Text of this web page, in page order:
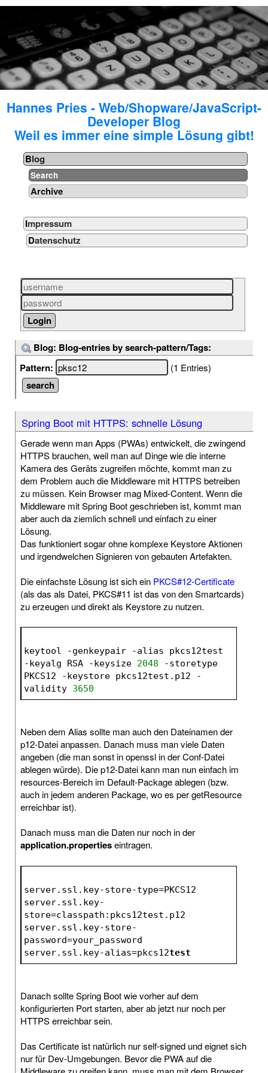
Hannes Pries - Web/Shopware/JavaScript-
Developer Blog
Weil es immer eine simple Lösung gibt!
Blog
Search
Archive
Impressum
Datenschutz
Blog: Blog-entries by search-pattern/Tags:
Pattern:
(1 Entries)
Spring Boot mit HTTPS: schnelle Lösung
Gerade wenn man Apps (PWAs) entwickelt, die zwingend
HTTPS brauchen, weil man auf Dinge wie die interne
Kamera des Geräts zugreifen möchte, kommt man zu
dem Problem auch die Middleware mit HTTPS betreiben
zu müssen. Kein Browser mag Mixed-Content. Wenn die
Middleware mit Spring Boot geschrieben ist, kommt man
aber auch da ziemlich schnell und einfach zu einer
Lösung.
Das funktioniert sogar ohne komplexe Keystore Aktionen
und irgendwelchen Signieren von gebauten Artefakten.
Die einfachste Lösung ist sich ein PKCS#12-Certificate
(als das als Datei, PKCS#11 ist das von den Smartcards)
zu erzeugen und direkt als Keystore zu nutzen.
keytool -genkeypair -alias pkcs12test
-keyalg RSA -keysize 2048 -storetype
PKCS12 -keystore pkcs12test.p12 -
validity 3650
Neben dem Alias sollte man auch den Dateinamen der
p12-Datei anpassen. Danach muss man viele Daten
angeben (die man sonst in openssl in der Conf-Datei
ablegen würde). Die p12-Datei kann man nun einfach im
resources-Bereich im Default-Package ablegen (bzw.
auch in jedem anderen Package, wo es per getResource
erreichbar ist).
Danach muss man die Daten nur noch in der
application.propertieseintragen.
server.ssl.key-store-type=PKCS12
server.ssl.key-
store=classpath:pkcs12test.p12
server.ssl.key-store-
password=your_password
server.ssl.key-alias=pkcs12test
Danach sollte Spring Boot wie vorher auf dem
konfigurierten Port starten, aber ab jetzt nur noch per
HTTPS erreichbar sein.
Das Certificate ist natürlich nur self-signed und eignet sich
nur für Dev-Umgebungen. Bevor die PWA auf die